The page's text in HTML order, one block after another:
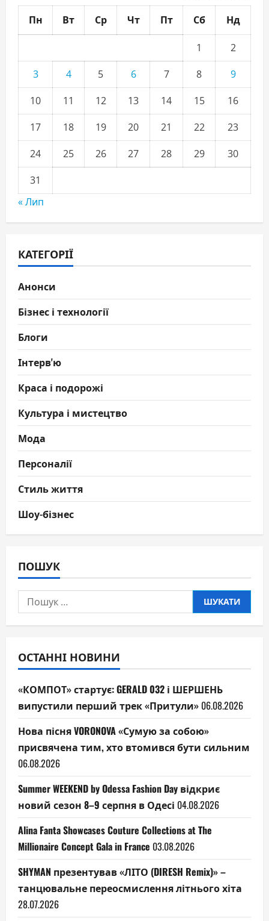
Пн Вт Ср Чт Пт Сб Нд
1
2
3
4 5 6 7 8
9
10
11 12 13 14 15
16
17
18 19 20 21 22
23
24
25 26 27 28 29
30
31
« Лип
КАТЕГОРІЇ
Анонси
Бізнес і технології
Блоги
Інтерв'ю
Краса і подорожі
Культура і мистецтво
Мода
Персоналії
Стиль життя
Шоу-бізнес
ПОШУК
Пошук:
ОСТАННІ НОВИНИ
«КОМПОТ» стартує: GERALD 032 і ШЕРШЕНЬ
випустили перший трек «Притули» 06.08.2026
Нова пісня VORONOVA «Сумую за собою»
присвячена тим, хто втомився бути сильним
06.08.2026
Summer WEEKEND by Odessa Fashion Day відкриє
новий сезон 8–9 серпня в Одесі 04.08.2026
Alina Fanta Showcases Couture Collections at The
Millionaire Concept Gala in France 03.08.2026
SHYMAN презентував «ЛІТО (DIRESH Remix)» –
танцювальне переосмислення літнього хіта
28.07.2026